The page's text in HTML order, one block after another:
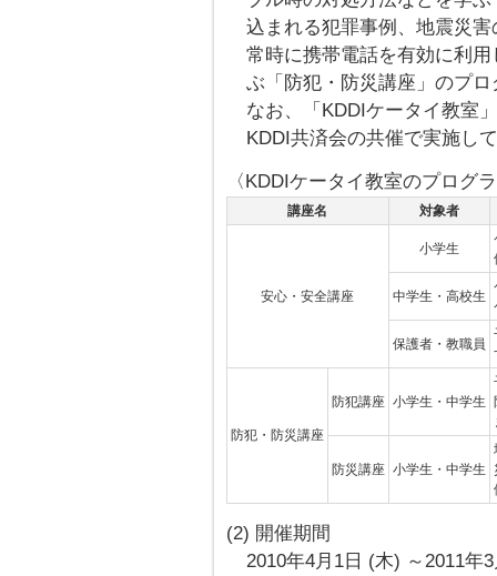
込まれる犯罪事例、地震災
常時に携帯電話を有効に利
ぶ「防犯・防災講座」のプ
なお、「KDDIケータイ教室
KDDI共済会の共催で実施し
〈KDDIケータイ教室のプログ
講座名 対象者
安心・安全講座
小学生
中学生・高校生
保護者・教職員
防犯・防災講座
防犯講座 小学生・中学生
防災講座 小学生・中学生
(2) 開催期間
2010年4月1日 (木) ～2011年